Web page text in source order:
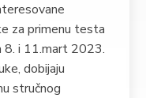
za primenu testa
8. i 11.mart 2023.
dobijaju
stručnog